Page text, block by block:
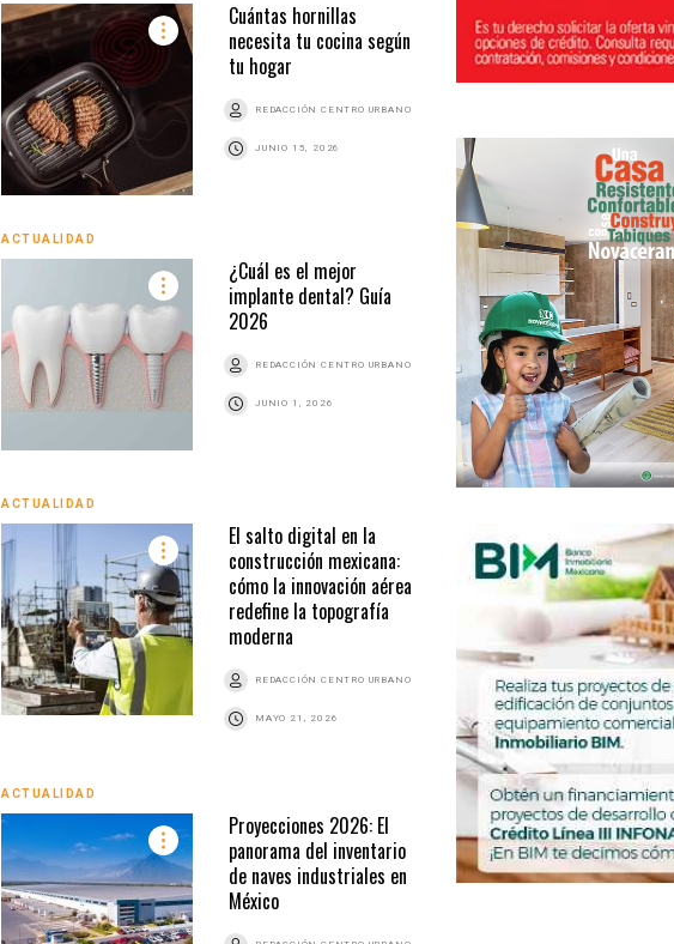
Cuántas hornillas
necesita tu cocina según
tu hogar
REDACCIÓN CENTRO URBANO
JUNIO 15, 2026
ACTUALIDAD
¿Cuál es el mejor
implante dental? Guía
2026
REDACCIÓN CENTRO URBANO
JUNIO 1, 2026
ACTUALIDAD
El salto digital en la
construcción mexicana:
cómo la innovación aérea
redefine la topografía
moderna
REDACCIÓN CENTRO URBANO
MAYO 21, 2026
ACTUALIDAD
Proyecciones 2026: El
panorama del inventario
de naves industriales en
México